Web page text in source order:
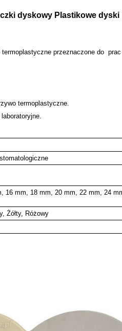
dyskowy Plastikowe
termoplastyczne przeznaczone do
termoplastyczne.
16 mm, 18 mm, 20 mm, 22 mm, 24
Żółty, Różowy